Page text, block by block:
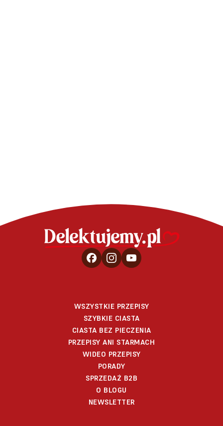
WSZYSTKIE PRZEPISY
SZYBKIE CIASTA
CIASTA BEZ PIECZENIA
PRZEPISY ANI STARMACH
WIDEO PRZEPISY
PORADY
SPRZEDAŻ B2B
O BLOGU
NEWSLETTER